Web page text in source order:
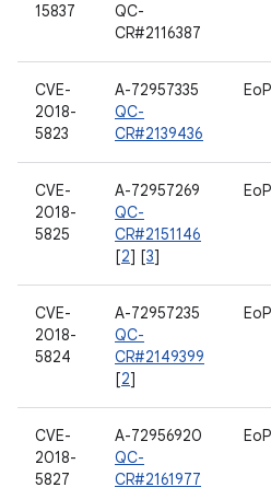
15837
QC-
CR#2116387
CVE-
2018-
5823
A-72957335
QC-
CR#2139436
EoP
CVE-
2018-
5825
A-72957269
QC-
CR#2151146
[2] [3]
EoP
CVE-
2018-
5824
A-72957235
QC-
CR#2149399
[2]
EoP
CVE-
2018-
5827
A-72956920
QC-
CR#2161977
EoP